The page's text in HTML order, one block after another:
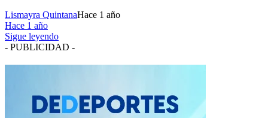
Lismayra QuintanaHace 1 año
Hace 1 año
Sigue leyendo
- PUBLICIDAD -